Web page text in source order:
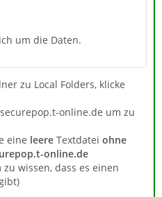
um die Daten.
zu Local Folders, klicke
online.de um zu
eine leere Textdatei ohne
online.de
wissen, dass es einen